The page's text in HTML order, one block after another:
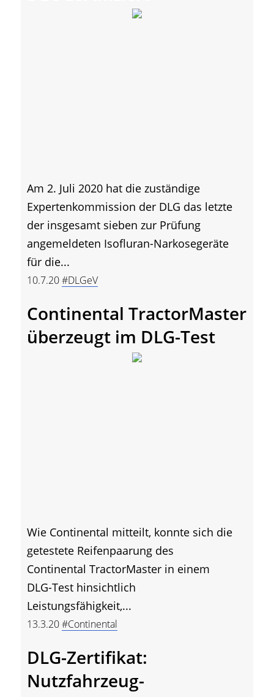
Am 2. Juli 2020 hat die zuständige
Expertenkommission der DLG das letzte
der insgesamt sieben zur Prüfung
angemeldeten Isofluran-Narkosegeräte
für die...
10.7.20#DLGeV
Continental TractorMaster
überzeugt im DLG-Test
Wie Continental mitteilt, konnte sich die
getestete Reifenpaarung des
Continental TractorMaster in einem
DLG-Test hinsichtlich
Leistungsfähigkeit,...
13.3.20#Continental
DLG-Zertifikat:
Nutzfahrzeug-